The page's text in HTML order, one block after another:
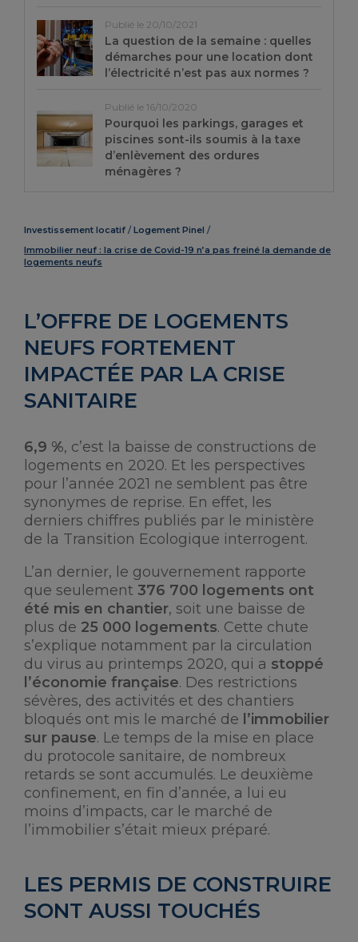
Investissement locatif
Logement Pinel
Immobilier neuf : la crise de Covid-19 n’a pas freiné la demande de
logements neufs
L’OFFRE DE LOGEMENTS
NEUFS FORTEMENT
IMPACTÉE PAR LA CRISE
SANITAIRE
6,9 %, c’est la baisse de constructions de
logements en 2020. Et les perspectives
pour l’année 2021 ne semblent pas être
synonymes de reprise. En effet, les
derniers chiffres publiés par le ministère
de la Transition Ecologique interrogent.
L’an dernier, le gouvernement rapporte
que seulement 376 700 logements ont
été mis en chantier, soit une baisse de
plus de 25 000 logements. Cette chute
s’explique notamment par la circulation
du virus au printemps 2020, qui a stoppé
l’économie française. Des restrictions
sévères, des activités et des chantiers
bloqués ont mis le marché de l’immobilier
sur pause. Le temps de la mise en place
du protocole sanitaire, de nombreux
retards se sont accumulés. Le deuxième
confinement, en fin d’année, a lui eu
moins d’impacts, car le marché de
l’immobilier s’était mieux préparé.
LES PERMIS DE CONSTRUIRE
SONT AUSSI TOUCHÉS
Publié le 20/10/2021
La question de la semaine : quelles
démarches pour une location dont
l’électricité n’est pas aux normes ?
Publié le 16/10/2020
Pourquoi les parkings, garages et
piscines sont-ils soumis à la taxe
d’enlèvement des ordures
ménagères ?